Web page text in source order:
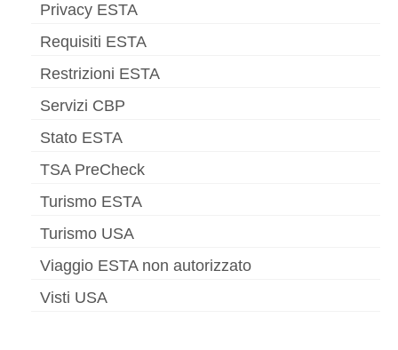
Privacy ESTA
Requisiti ESTA
Restrizioni ESTA
Servizi CBP
Stato ESTA
TSA PreCheck
Turismo ESTA
Turismo USA
Viaggio ESTA non autorizzato
Visti USA